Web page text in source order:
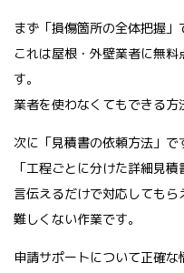
まず「損傷箇所の全体把握」
これは屋根・外壁業者に無
す。
業者を使わなくてもできる方
次に「見積書の依頼方法」で
「工程ごとに分けた詳細見
言伝えるだけで対応してもら
難しくない作業です。
申請サポートについて正確な